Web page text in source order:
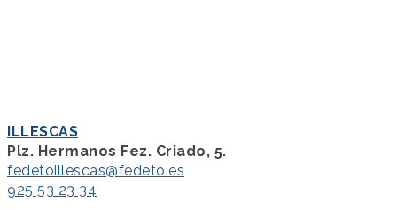
ILLESCAS
Plz. Hermanos Fez. Criado, 5.
fedetoillescas@fedeto.es
925 53 23 34